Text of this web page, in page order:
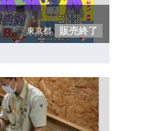
東京都 販売終了